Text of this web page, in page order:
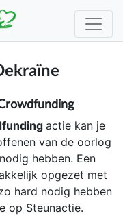
actie kan je
van de oorlog
hebben. Een
opgezet met
hard nodig hebben
op Steunactie.